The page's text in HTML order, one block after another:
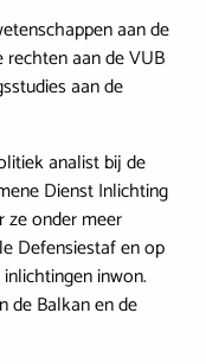
aan de
rechten aan de VUB
aan de
analist bij de
Dienst Inlichting
ze onder meer
Defensiestaf en op
inwon.
de Balkan en de